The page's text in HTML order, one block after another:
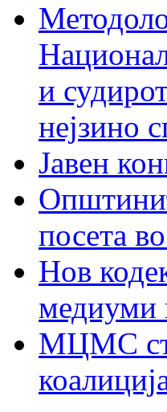
и
нејзино
Јавен
посета
Нов
медиуми
МЦМС